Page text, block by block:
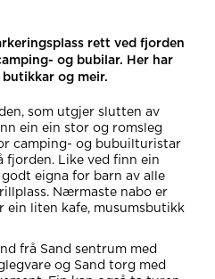
rett ved fjorden
og bubilar. Her har
og meir.
som utgjer slutten av
ein ein stor og romsleg
camping- og bubuilturistar
fjorden. Like ved finn ein
eigna for barn av alle
Nærmaste nabo er
ein liten kafe, musumsbutikk
frå Sand sentrum med
og Sand torg med